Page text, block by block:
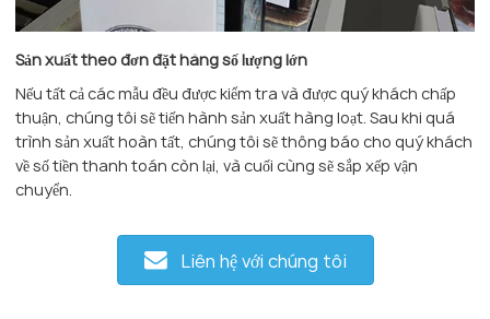
Sản xuất theo đơn đặt hàng số lượng lớn
Nếu tất cả các mẫu đều được kiểm tra và được quý khách chấp
thuận, chúng tôi sẽ tiến hành sản xuất hàng loạt. Sau khi quá
trình sản xuất hoàn tất, chúng tôi sẽ thông báo cho quý khách
về số tiền thanh toán còn lại, và cuối cùng sẽ sắp xếp vận
chuyển.
Liên hệ với chúng tôi